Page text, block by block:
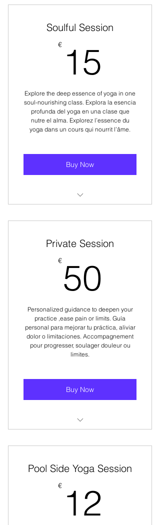
yoga classes.
Elige entre 6 tipos de clases de
Choisissez parmi 6 types de cours
de yoga variés.
Soulful Session
€ 15
Explore the deep essence of yoga in one
soul-nourishing class. Explora la esencia
profunda del yoga en una clase que
nutre el alma. Explorez l’essence du
yoga dans un cours qui nourrit l’âme.
Buy Now
types.
Elige entre 6 tipos de clases de
Choisissez parmi 6 types de cours
de yoga variés.
Private Session
€ 50
Personalized guidance to deepen your
practice ,ease pain or limits. Guía
personal para mejorar tu práctica, aliviar
dolor o limitaciones. Accompagnement
pour progresser, soulager douleur ou
limites.
Buy Now
Pool Side Yoga Session
€ 12